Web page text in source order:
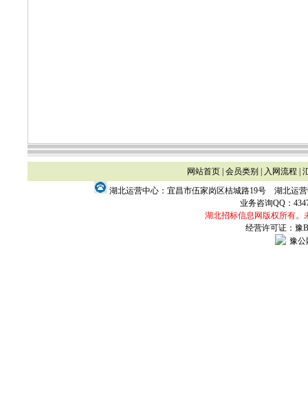
网站首页| 会员类别 入网流程
湖北运营中心：宜昌市伍家岗区桔城路19号 湖北运
业务咨询QQ：
湖北招标信息网版权所有。
经营许可证：豫
豫公